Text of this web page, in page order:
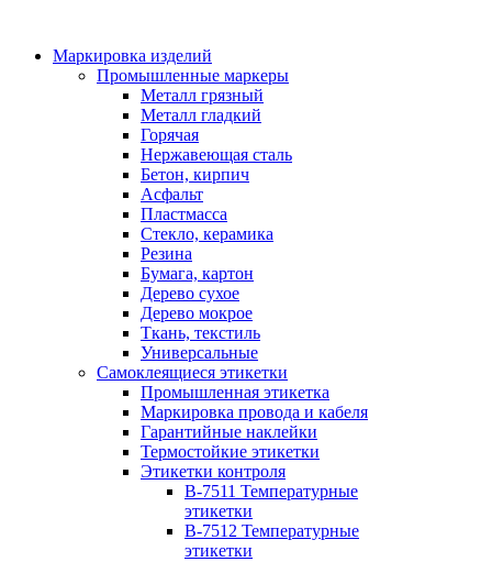
Маркировка изделий
Промышленные маркеры
Металл грязный
Металл гладкий
Горячая
Нержавеющая сталь
Бетон, кирпич
Асфальт
Пластмасса
Стекло, керамика
Резина
Бумага, картон
Дерево сухое
Дерево мокрое
Ткань, текстиль
Универсальные
Самоклеящиеся этикетки
Промышленная этикетка
Маркировка провода и кабеля
Гарантийные наклейки
Термостойкие этикетки
Этикетки контроля
B-7511 Температурные
этикетки
B-7512 Температурные
этикетки